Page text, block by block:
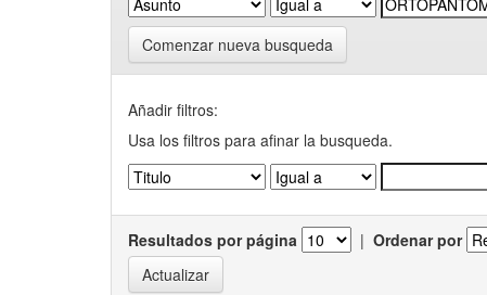
Comenzar nueva busqueda
Añadir filtros:
Usa los filtros para afinar la busqueda.
Resultados por página | Ordenar por